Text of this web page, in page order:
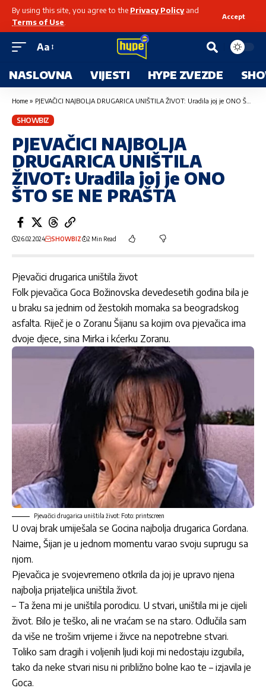
By using this site, you agree to the Privacy Policyand
Terms of Use
Accept
Aa
NASLOVNA VIJESTI HYPE ZVEZDE
Home » PJEVAČICI NAJBOLJA DRUGARICA UNIŠTILA ŽIVOT: Uradila joj je ONO ŠTO SE NE PRAŠTA
SHOWBIZ
PJEVAČICI NAJBOLJA
DRUGARICA UNIŠTILA
ŽIVOT: Uradila joj je ONO
ŠTO SE NE PRAŠTA
26.02.2024 SHOWBIZ 2 Min Read
Pjevačici drugarica uništila život
Folk pjevačica Goca Božinovska devedesetih godina bila je
u braku sa jednim od žestokih momaka sa beogradskog
asfalta. Riječ je o Zoranu Šijanu sa kojim ova pjevačica ima
dvoje djece, sina Mirka i kćerku Zoranu.
Pjevačici drugarica uništila život: Foto: printscreen
U ovaj brak umiješala se Gocina najbolja drugarica Gordana.
Naime, Šijan je u jednom momentu varao svoju suprugu sa
njom.
Pjevačica je svojevremeno otkrila da joj je upravo njena
najbolja prijateljica uništila život.
– Ta žena mi je uništila porodicu. U stvari, uništila mi je cijeli
život. Bilo je teško, ali ne vraćam se na staro. Odlučila sam
da više ne trošim vrijeme i živce na nepotrebne stvari.
Toliko sam dragih i voljenih ljudi koji mi nedostaju izgubila,
tako da neke stvari nisu ni približno bolne kao te – izjavila je
Goca.